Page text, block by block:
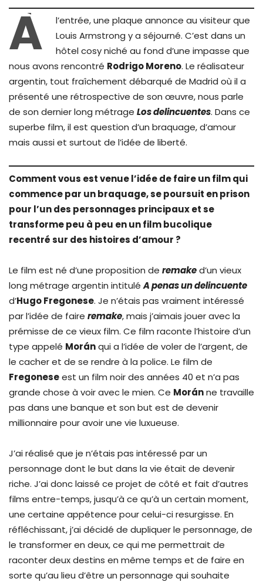
À
l’entrée, une plaque annonce au visiteur que
Louis Armstrong y a séjourné. C’est dans un
hôtel cosy niché au fond d’une impasse que
nous avons rencontré Rodrigo Moreno. Le réalisateur
argentin, tout fraîchement débarqué de Madrid où il a
présenté une rétrospective de son œuvre, nous parle
de son dernier long métrage Los delincuentes. Dans ce
superbe film, il est question d’un braquage, d’amour
mais aussi et surtout de l’idée de liberté.
Comment vous est venue l’idée de faire un film qui
commence par un braquage, se poursuit en prison
pour l’un des personnages principaux et se
transforme peu à peu en un film bucolique
recentré sur des histoires d’amour ?
Le film est né d’une proposition de remaked’un vieux
long métrage argentin intituléA penas un delincuente
d’Hugo Fregonese. Je n’étais pas vraiment intéressé
par l’idée de faire remake, mais j’aimais jouer avec la
prémisse de ce vieux film. Ce film raconte l’histoire d’un
type appelé Moránqui a l’idée de voler de l’argent, de
le cacher et de se rendre à la police. Le film de
Fregoneseest un film noir des années 40 et n’a pas
grande chose à voir avec le mien. Ce Moránne travaille
pas dans une banque et son but est de devenir
millionnaire pour avoir une vie luxueuse.
J’ai réalisé que je n’étais pas intéressé par un
personnage dont le but dans la vie était de devenir
riche. J’ai donc laissé ce projet de côté et fait d’autres
films entre-temps, jusqu’à ce qu’à un certain moment,
une certaine appétence pour celui-ci resurgisse. En
réfléchissant, j’ai décidé de dupliquer le personnage, de
le transformer en deux, ce qui me permettrait de
raconter deux destins en même temps et de faire en
sorte qu’au lieu d’être un personnage qui souhaite